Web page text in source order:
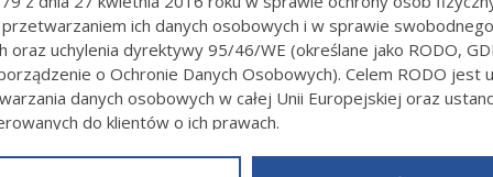
Skład Rady Miejskiej w
Kadencja 2024-2029
ich danych osobowych i w sprawie
oraz uchylenia dyrektywy 95/46/WE (określane jako RODO,
o Ochronie Danych Osobowych). Celem RODO jest
danych osobowych w całej Unii Europejskiej oraz
do klientów o ich prawach.
powyższym, w zakładceRODOna stroniehttps://